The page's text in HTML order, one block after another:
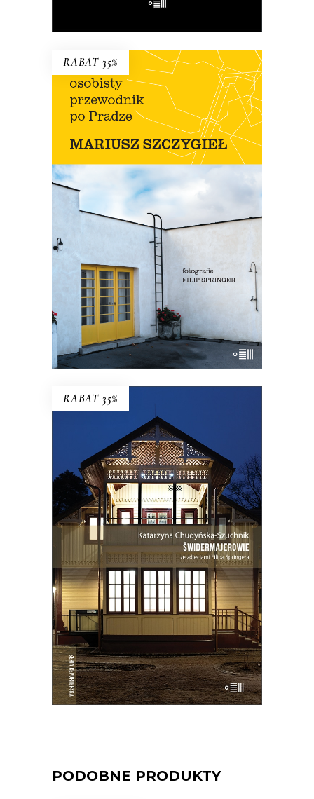
E-BOOK DO KOSZYKA
RABAT 35%
E-BOOK DO KOSZYKA
OSOBISTY PRZEWODNIK PO
PRADZE
Nowe wydanie przewodnika Szczygła!
Premiera 12 lipca
69.90zł 45.44zł
KSIĄŻKA DO KOSZYKA
RABAT 35%
E-BOOK DO KOSZYKA
ŚWIDERMAJEROWIE
Domy torty, domy duchy, domy
ogniska, domy uśpione i domy
wskrzeszone, domy skarbonki i domy
bezpańskie…
55.00 zł 35.75zł
KSIĄŻKA DO KOSZYKA
PODOBNE PRODUKTY